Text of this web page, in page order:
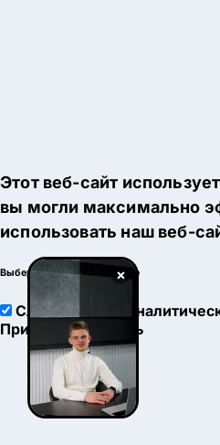
×
Этот веб-сайт
вы могли максимально
использовать наш веб-
Выберите настройки cookie
Служебные
Принять
Настроить